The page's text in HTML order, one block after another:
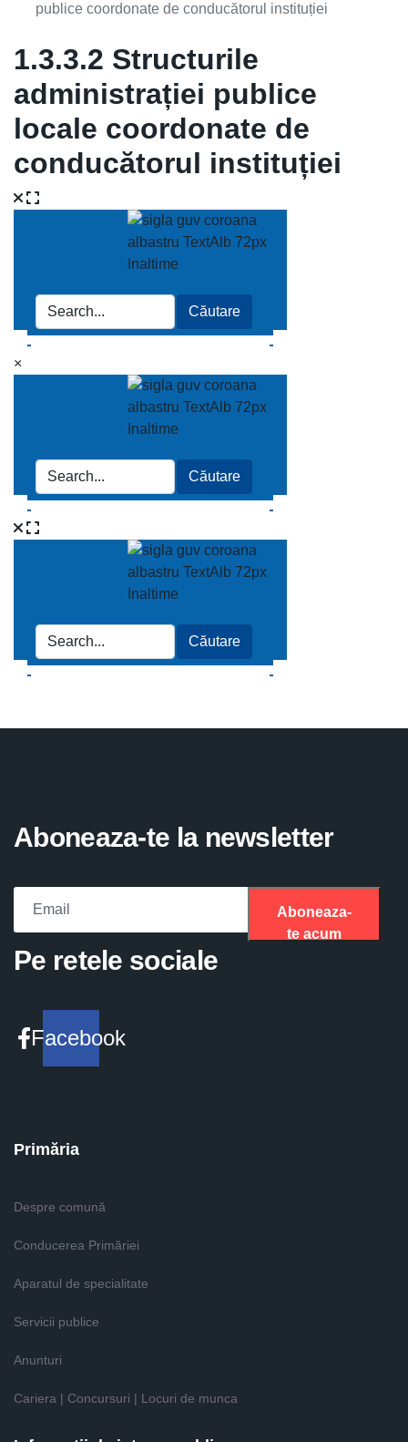
publice coordonate de conducătorul instituției
1.3.3.2 Structurile
administrației publice
locale coordonate de
conducătorul instituției
×
Aboneaza-te la newsletter
Aboneaza-
te acum
Pe retele sociale
Facebook
Primăria
Despre comună
Conducerea Primăriei
Aparatul de specialitate
Servicii publice
Anunturi
Cariera | Concursuri | Locuri de munca